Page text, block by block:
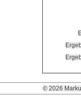
© 2026